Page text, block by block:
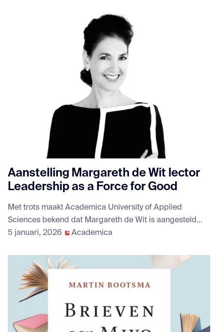
Aanstelling Margareth de Wit lector
Leadership as a Force for Good
Met trots maakt Academica University of Applied
Sciences bekend dat Margareth de Wit is aangesteld...
5 januari, 2026
Academica